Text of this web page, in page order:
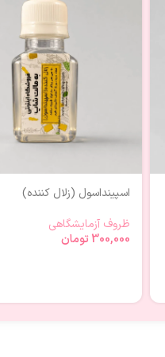
اسپینداسول (زلال کننده)
ظروف آزمایشگاهی
300,000 تومان